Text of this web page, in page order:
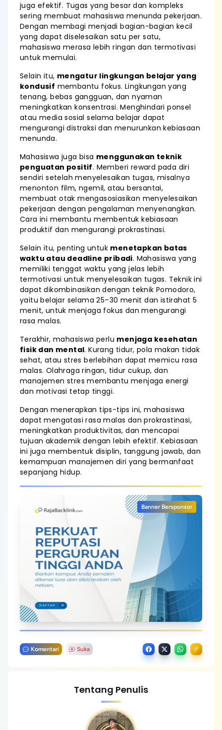
juga efektif. Tugas yang besar dan kompleks
sering membuat mahasiswa menunda pekerjaan.
Dengan membagi menjadi bagian-bagian kecil
yang dapat diselesaikan satu per satu,
mahasiswa merasa lebih ringan dan termotivasi
untuk memulai.
Selain itu, mengatur lingkungan belajar yang
kondusif membantu fokus. Lingkungan yang
tenang, bebas gangguan, dan nyaman
meningkatkan konsentrasi. Menghindari ponsel
atau media sosial selama belajar dapat
mengurangi distraksi dan menurunkan kebiasaan
menunda.
Mahasiswa juga bisa menggunakan teknik
penguatan positif. Memberi reward pada diri
sendiri setelah menyelesaikan tugas, misalnya
menonton film, ngemil, atau bersantai,
membuat otak mengasosiasikan menyelesaikan
pekerjaan dengan pengalaman menyenangkan.
Cara ini membantu membentuk kebiasaan
produktif dan mengurangi prokrastinasi.
Selain itu, penting untuk menetapkan batas
waktu atau deadline pribadi. Mahasiswa yang
memiliki tenggat waktu yang jelas lebih
termotivasi untuk menyelesaikan tugas. Teknik ini
dapat dikombinasikan dengan teknik Pomodoro,
yaitu belajar selama 25–30 menit dan istirahat 5
menit, untuk menjaga fokus dan mengurangi
rasa malas.
Terakhir, mahasiswa perlu menjaga kesehatan
fisik dan mental. Kurang tidur, pola makan tidak
sehat, atau stres berlebihan dapat memicu rasa
malas. Olahraga ringan, tidur cukup, dan
manajemen stres membantu menjaga energi
dan motivasi tetap tinggi.
Dengan menerapkan tips-tips ini, mahasiswa
dapat mengatasi rasa malas dan prokrastinasi,
meningkatkan produktivitas, dan mencapai
tujuan akademik dengan lebih efektif. Kebiasaan
ini juga membentuk disiplin, tanggung jawab, dan
kemampuan manajemen diri yang bermanfaat
sepanjang hidup.
Banner Bersponsor
Komentari Suka
Tentang Penulis